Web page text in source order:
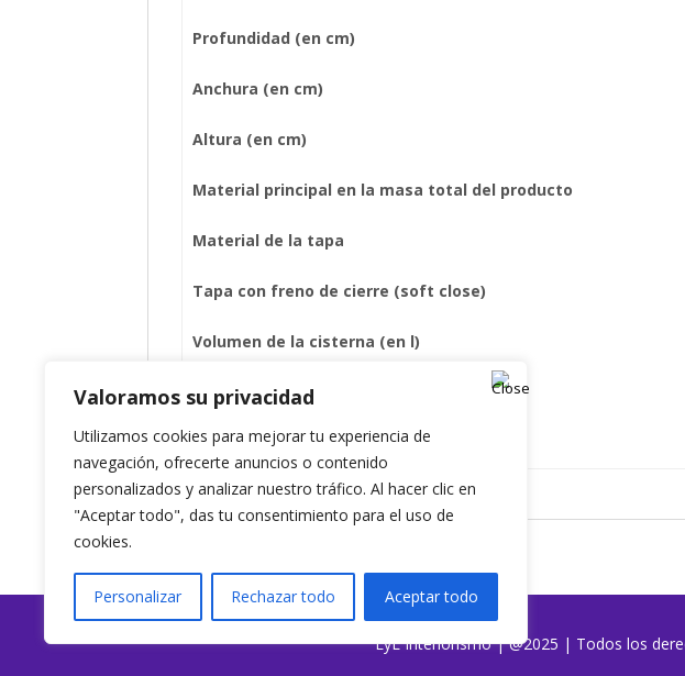
Valoramos su privacidad
Utilizamos cookies para mejorar tu experiencia de
navegación, ofrecerte anuncios o contenido
personalizados y analizar nuestro tráfico. Al hacer clic en
"Aceptar todo", das tu consentimiento para el uso de
cookies.
Personalizar Rechazar todo Aceptar todo
Profundidad (en cm)
Anchura (en cm)
Altura (en cm)
Material principal en la masa total del producto
Material de la tapa
Tapa con freno de cierre (soft close)
Volumen de la cisterna (en l)
Mecanismo de cisterna
Fijaciones taza / suelo suministradas
EyL Interiorismo | @2025 | Todos los